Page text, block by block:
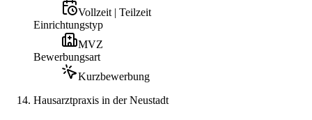
Vollzeit | Teilzeit
Einrichtungstyp
MVZ
Bewerbungsart
Kurzbewerbung
Hausarztpraxis in der Neustadt